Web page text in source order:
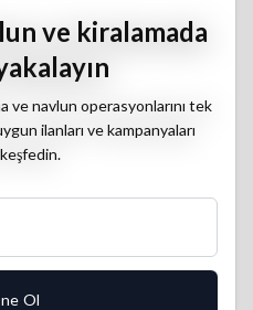
ve kiralamada
ve navlun operasyonlarını tek
ilanları ve kampanyaları
Ol